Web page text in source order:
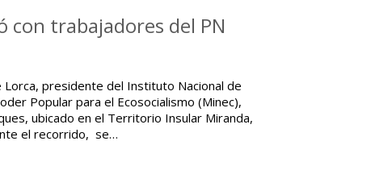
con trabajadores del PN
Lorca, presidente del Instituto Nacional de
Popular para el Ecosocialismo (Minec),
ubicado en el Territorio Insular Miranda,
el recorrido, se…